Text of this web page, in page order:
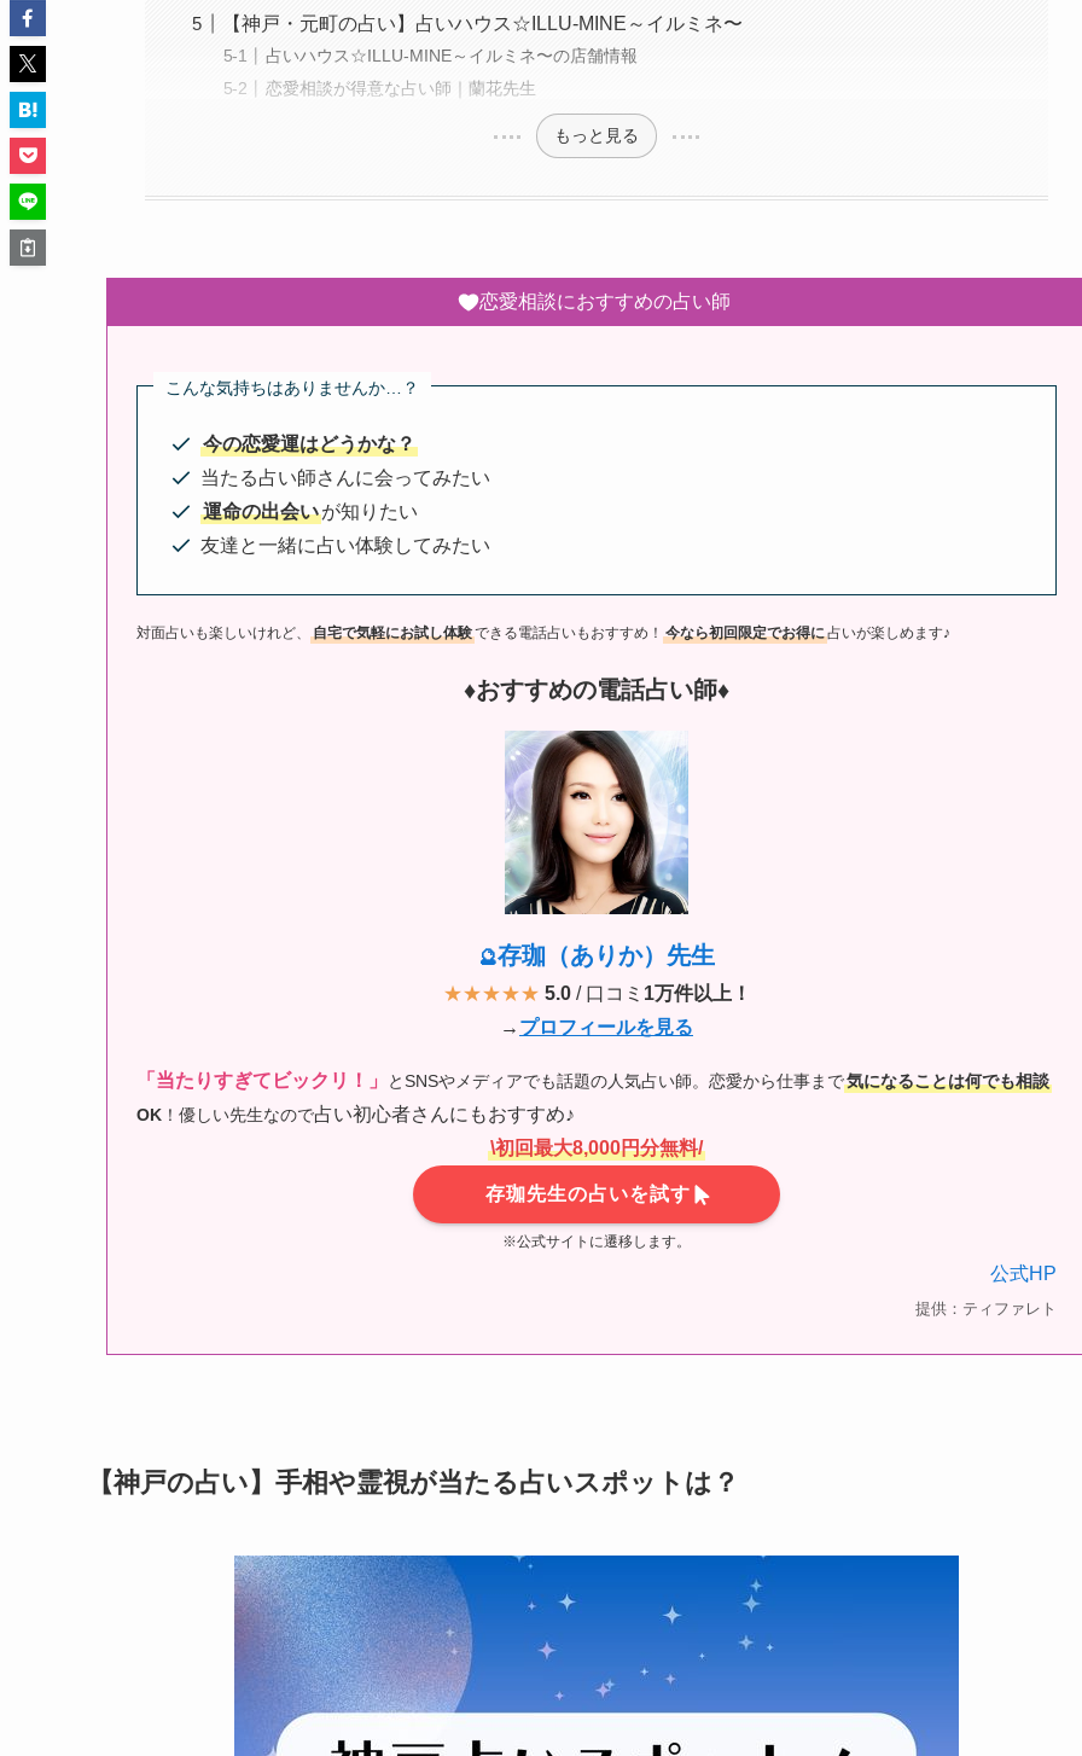
【神戸・元町の占い】占いハウス☆ILLU-MINE～イルミネ〜
占いハウス☆ILLU-MINE～イルミネ〜の店舗情報
恋愛相談が得意な占い師｜蘭花先生
もっと見る
恋愛相談におすすめの占い師
こんな気持ちはありませんか…？
今の恋愛運はどうかな？
当たる占い師さんに会ってみたい
運命の出会いが知りたい
友達と一緒に占い体験してみたい
対面占いも楽しいけれど、 自宅で気軽にお試し体験できる電話占いもおすすめ！ 今なら初回限定でお得に占いが楽しめます♪
♦︎おすすめの電話占い師♦︎
🔮存珈（ありか）先生
★★★★★ 5.0/ 口コミ 1万件以上！
→ プロフィールを見る
「当たりすぎてビックリ！」 とSNSやメディアでも話題の人気占い師。恋愛から仕事まで気になることは何でも相談
OK ！優しい先生なので占い初心者さんにもおすすめ♪
\初回最大8,000円分無料/
存珈先生の占いを試す
※公式サイトに遷移します。
公式HP
提供：ティファレト
【神戸の占い】手相や霊視が当たる占いスポットは？